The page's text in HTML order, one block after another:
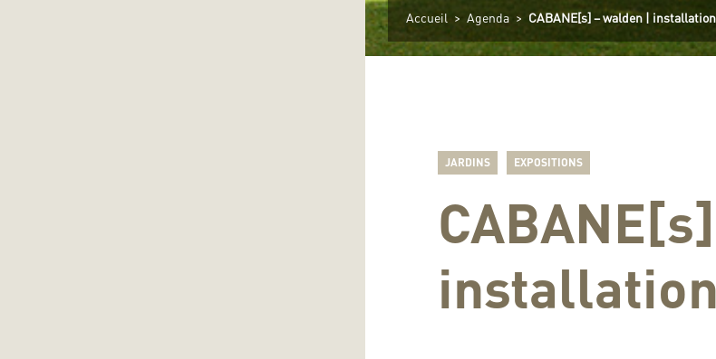
Accueil > Agenda > CABANE[s] – walden | installation
JARDINS EXPOSITIONS
installation